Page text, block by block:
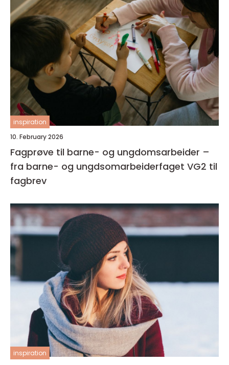
inspiration
10. February 2026
Fagprøve til barne- og ungdomsarbeider –
fra barne- og ungdsomarbeiderfaget VG2 til
fagbrev
inspiration